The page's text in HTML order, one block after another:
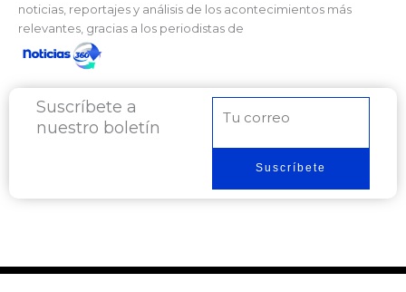
noticias, reportajes y análisis de los acontecimientos más
relevantes, gracias a los periodistas de
Suscríbete a
nuestro boletín
electrónico
Suscríbete